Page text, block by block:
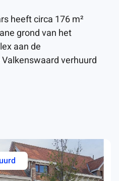
heeft circa 176 m²
grond van het
aan de
verhuurd